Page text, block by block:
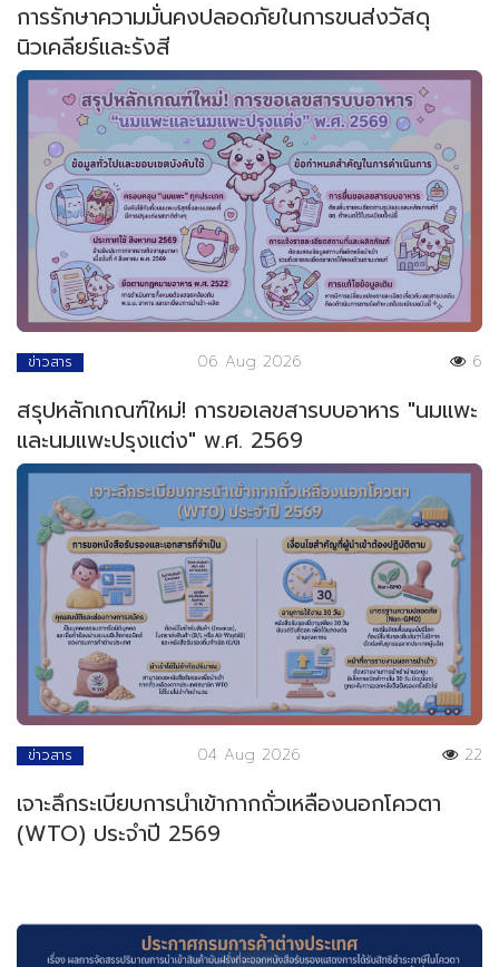
การรักษาความมั่นคงปลอดภัยในการขนส่งวัสดุ
นิวเคลียร์และรังสี
ข่าวสาร 06 Aug 2026 6
สรุปหลักเกณฑ์ใหม่! การขอเลขสารบบอาหาร "นมแพะ
และนมแพะปรุงแต่ง" พ.ศ. 2569
ข่าวสาร 04 Aug 2026 22
เจาะลึกระเบียบการนำเข้ากากถั่วเหลืองนอกโควตา
(WTO) ประจำปี 2569